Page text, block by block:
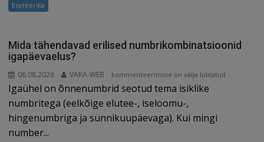
Esoteerika
Mida tähendavad erilised numbrikombinatsioonid
igapäevaelus?
06.08.2026 VARA-WEB
Mida
tähendavad
erilised
numbrikombinatsioonid
igapäevaelus?
kommenteerimine on välja lülitatud
Igaühel on õnnenumbrid seotud tema isiklike
numbritega (eelkõige elutee-, iseloomu-,
hingenumbriga ja sünnikuupäevaga). Kui mingi
number...